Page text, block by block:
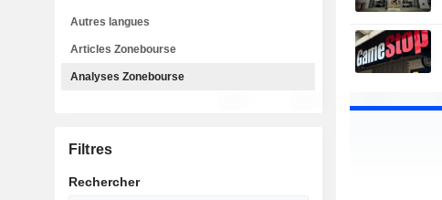
Autres langues
Articles Zonebourse
Analyses Zonebourse
Filtres
Rechercher